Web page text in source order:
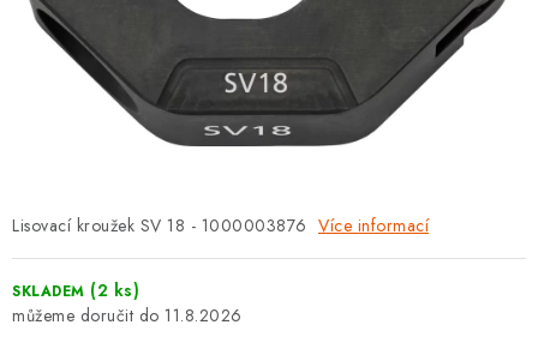
🎁 ODMĚNY ZA BODY
🏆 WESPO BONUS
OBCHODNÍ PODMÍNKY
Lisovací kroužek SV 18 - 1000003876 Více informací
SKLADEM (2 ks)
11.8.2026